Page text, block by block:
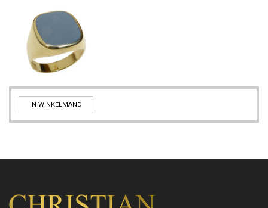
IN WINKELMAND